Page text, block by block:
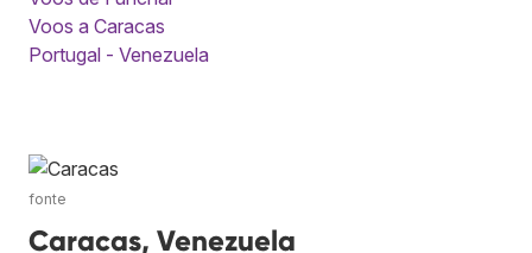
Voos a Caracas
Portugal - Venezuela
fonte
Caracas, Venezuela